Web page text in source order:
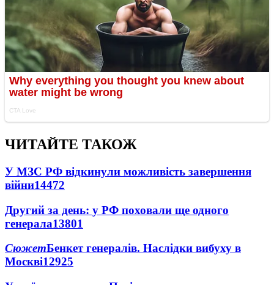
ЧИТАЙТЕ ТАКОЖ
У МЗС РФ відкинули можливість завершення
війни14472
Другий за день: у РФ поховали ще одного
генерала13801
СюжетБенкет генералів. Наслідки вибуху в
Москві12925